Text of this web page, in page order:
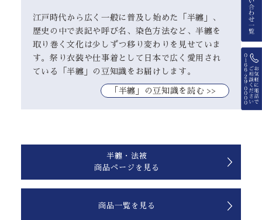
江戸時代から広く一般に普及し始めた「半纏」、
歴史の中で表記や呼び名、染色方法など、半纏を
取り巻く文化は少しずつ移り変わりを見せていま
す。祭り衣装や仕事着として日本で広く愛用され
ている「半纏」の豆知識をお届けします。
｢半纏」の豆知識を読む >>
商品一覧を見る
半纏・法被
商品ページを見る